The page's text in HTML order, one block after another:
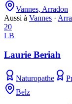
Vannes, Arradon
Aussi à Vannes ·
20
LB
Laurie Beriah
Naturopathe
Belz